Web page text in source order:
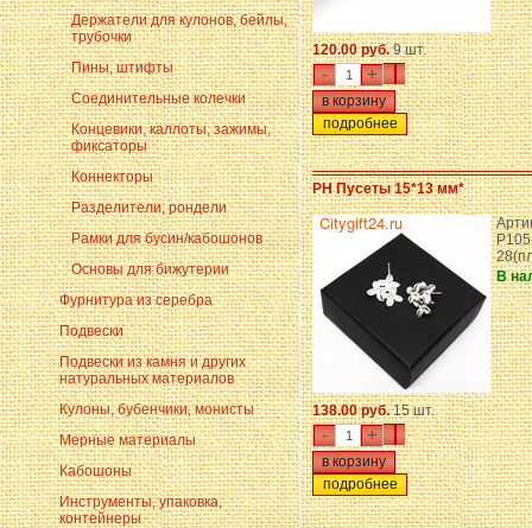
Держатели для кулонов, бейлы,
трубочки
Пины, штифты
Соединительные колечки
Концевики, каллоты, зажимы,
фиксаторы
Коннекторы
Разделители, рондели
Рамки для бусин/кабошонов
Основы для бижутерии
Фурнитура из серебра
Подвески
Подвески из камня и других
натуральных материалов
Кулоны, бубенчики, монисты
Мерные материалы
Кабошоны
Инструменты, упаковка,
контейнеры
120.00 руб.9 шт.
- +
подробнее
PH Пусеты 15*13 мм*
В
138.00 руб.15 шт.
- +
подробнее